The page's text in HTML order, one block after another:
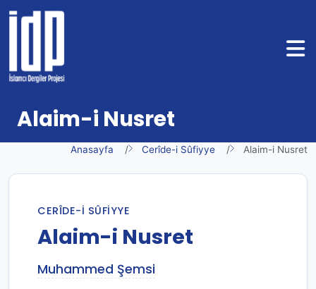
Alaim-i Nusret
Anasayfa Cerîde-i Sûfiyye Alaim-i Nusret
CERÎDE-I SÛFIYYE
Alaim-i Nusret
Muhammed Şemsi